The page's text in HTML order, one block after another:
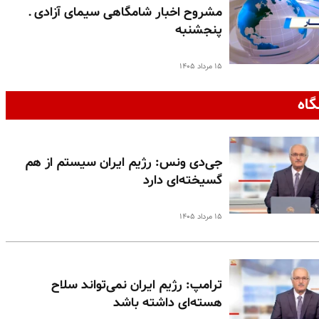
مشروح اخبار شامگاهی سیمای آزادی ـ
پنجشنبه
۱۵ مرداد ۱۴۰۵
جی‌دی ونس: رژیم ایران سیستم از هم
گسیخته‌ای دارد
۱۵ مرداد ۱۴۰۵
ترامپ: رژیم ایران نمی‌تواند سلاح
هسته‌ای داشته باشد